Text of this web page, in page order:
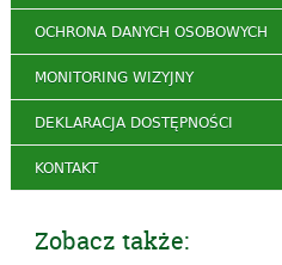
OCHRONA DANYCH OSOBOWYCH
MONITORING WIZYJNY
DEKLARACJA DOSTĘPNOŚCI
KONTAKT
Zobacz także: